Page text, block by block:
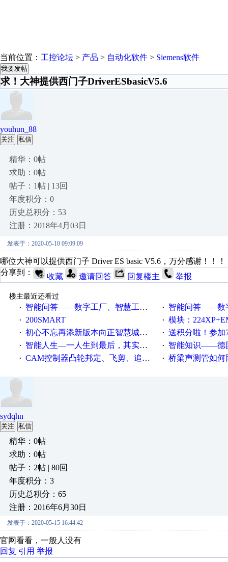
当前位置： 工控论坛 > 产品 > 自动化软件 > Siemens软件
我要发帖
求！大神提供西门子DriverESbasicV5.6
youhun_88
关注 私信
精华：0帖
求助：0帖
帖子：1帖 | 13回
年度积分：0
历史总积分：53
注册：2018年4月03日
发表于：2020-05-10 09:09:09
哪位大神可以提供西门子 Driver ES basic V5.6，万分感谢！！！
分享到：
收藏 邀请回答 回复楼主 举报
楼主最近还看过
·
智能问答——数字工厂、智慧工厂和智能制造三者的区别是什么？ · 智能问答——数字化工厂与
· 200SMART · 模块：
· 初心不忘再添新版本向正智慧城市云展厅3.0版亮相 · 送积分啦！参加7月6日
· 智能人生—一人生到最后，其实拼的都是人品 · 智能知识——德国工业崛起
· CAM控制器凸轮邦定、飞剪、追剪等C功能块 · 桥梁声测管如何固
sydqhn
关注 私信
精华：0帖
求助：0帖
帖子：2帖 | 80回
年度积分：3
历史总积分：65
注册：2016年6月30日
发表于：2020-05-15 16:44:42
官网看看，一般人没有
回复 引用 举报